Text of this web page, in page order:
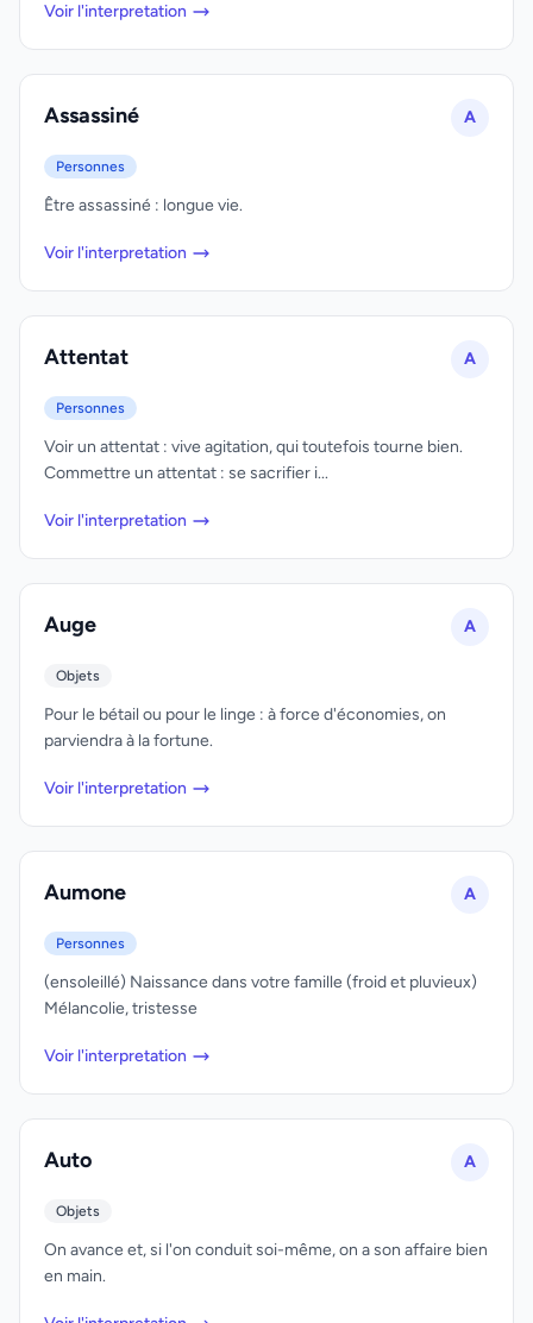
Voir l'interpretation
Assassiné A
Personnes
Être assassiné : longue vie.
Voir l'interpretation
Attentat A
Personnes
Voir un attentat : vive agitation, qui toutefois tourne bien.
Commettre un attentat : se sacrifier i...
Voir l'interpretation
Auge A
Objets
Pour le bétail ou pour le linge : à force d'économies, on
parviendra à la fortune.
Voir l'interpretation
Aumone A
Personnes
(ensoleillé) Naissance dans votre famille (froid et pluvieux)
Mélancolie, tristesse
Voir l'interpretation
Auto A
Objets
On avance et, si l'on conduit soi-même, on a son affaire bien
en main.